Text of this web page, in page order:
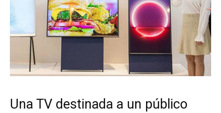
Una TV destinada a un público